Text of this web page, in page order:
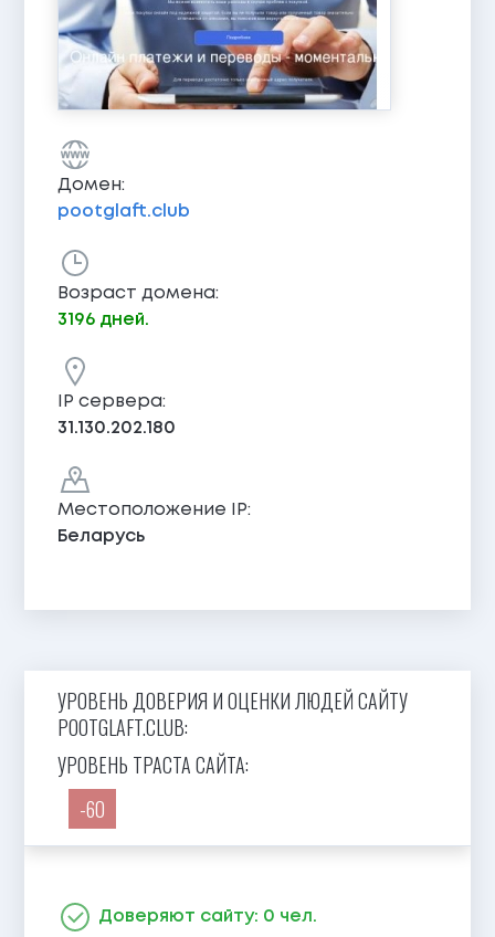
Домен:
pootglaft.club
Возраст домена:
3196 дней.
IP сервера:
31.130.202.180
Местоположение IP:
Беларусь
УРОВЕНЬ ДОВЕРИЯ И ОЦЕНКИ ЛЮДЕЙ САЙТУ
POOTGLAFT.CLUB:
УРОВЕНЬ ТРАСТА САЙТА:
-60
Доверяют сайту: 0 чел.